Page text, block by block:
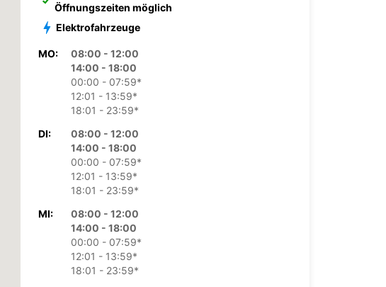
Öffnungszeiten möglich
Elektrofahrzeuge
MO:
08:00 - 12:00
14:00 - 18:00
00:00 - 07:59*
12:01 - 13:59*
18:01 - 23:59*
DI:
08:00 - 12:00
14:00 - 18:00
00:00 - 07:59*
12:01 - 13:59*
18:01 - 23:59*
MI:
08:00 - 12:00
14:00 - 18:00
00:00 - 07:59*
12:01 - 13:59*
18:01 - 23:59*